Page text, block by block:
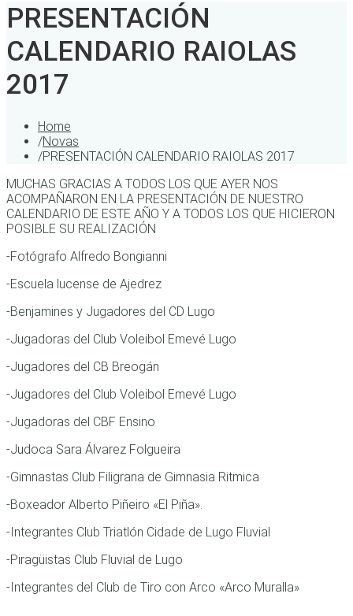
PRESENTACIÓN
CALENDARIO RAIOLAS
2017
Home
/Novas
/PRESENTACIÓN CALENDARIO RAIOLAS 2017
MUCHAS GRACIAS A TODOS LOS QUE AYER NOS
ACOMPAÑARON EN LA PRESENTACIÓN DE NUESTRO
CALENDARIO DE ESTE AÑO Y A TODOS LOS QUE HICIERON
POSIBLE SU REALIZACIÓN
-Fotógrafo Alfredo Bongianni
-Escuela lucense de Ajedrez
-Benjamines y Jugadores del CD Lugo
-Jugadoras del Club Voleibol Emevé Lugo
-Jugadores del CB Breogán
-Jugadores del Club Voleibol Emevé Lugo
-Jugadoras del CBF Ensino
-Judoca Sara Álvarez Folgueira
-Gimnastas Club Filigrana de Gimnasia Ritmica
-Boxeador Alberto Piñeiro «El Piña».
-Integrantes Club Triatlón Cidade de Lugo Fluvial
-Piragüistas Club Fluvial de Lugo
-Integrantes del Club de Tiro con Arco «Arco Muralla»